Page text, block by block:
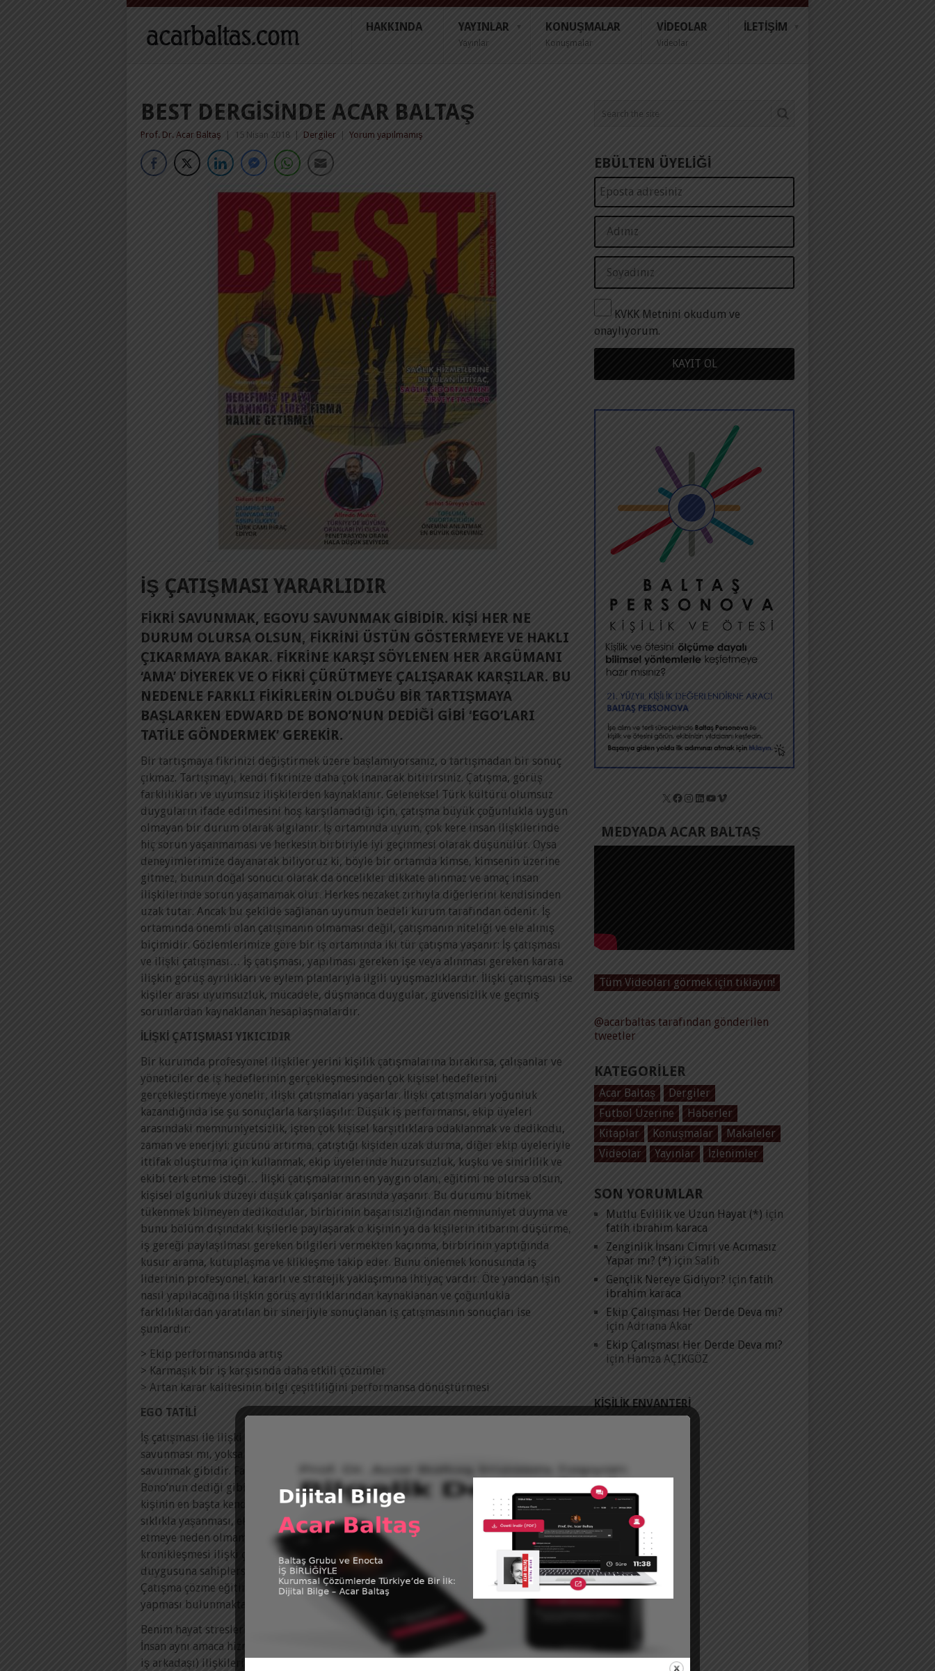
HAKKINDA YAYINLAR
Yayınlar
KONUŞMALAR
Konuşmalar
VIDEOLAR
Videolar
İLETIŞIM
BEST DERGISINDE ACAR BALTAŞ
Prof. Dr. Acar Baltaş 15 Nisan 2018 Dergiler Yorum yapılmamış
İŞ ÇATIŞMASI YARARLIDIR
FIKRI SAVUNMAK, EGOYU SAVUNMAK GIBIDIR. KIŞI HER NE
DURUM OLURSA OLSUN, FIKRINI ÜSTÜN GÖSTERMEYE VE HAKLI
ÇIKARMAYA BAKAR. FIKRINE KARŞI SÖYLENEN HER ARGÜMANI
‘AMA’ DIYEREK VE O FIKRI ÇÜRÜTMEYE ÇALIŞARAK KARŞILAR. BU
NEDENLE FARKLI FIKIRLERIN OLDUĞU BIR TARTIŞMAYA
BAŞLARKEN EDWARD DE BONO’NUN DEDIĞI GIBI ‘EGO’LARI
TATILE GÖNDERMEK’ GEREKIR.
Bir tartışmaya fikrinizi değiştirmek üzere başlamıyorsanız, o tartışmadan bir sonuç
çıkmaz. Tartışmayı, kendi fikrinize daha çok inanarak bitirirsiniz. Çatışma, görüş
farklılıkları ve uyumsuz ilişkilerden kaynaklanır. Geleneksel Türk kültürü olumsuz
duyguların ifade edilmesini hoş karşılamadığı için, çatışma büyük çoğunlukla uygun
olmayan bir durum olarak algılanır. İş ortamında uyum, çok kere insan ilişkilerinde
hiç sorun yaşanmaması ve herkesin birbiriyle iyi geçinmesi olarak düşünülür. Oysa
deneyimlerimize dayanarak biliyoruz ki, böyle bir ortamda kimse, kimsenin üzerine
gitmez, bunun doğal sonucu olarak da öncelikler dikkate alınmaz ve amaç insan
ilişkilerinde sorun yaşamamak olur. Herkes nezaket zırhıyla diğerlerini kendisinden
uzak tutar. Ancak bu şekilde sağlanan uyumun bedeli kurum tarafından ödenir. İş
ortamında önemli olan çatışmanın olmaması değil, çatışmanın niteliği ve ele alınış
biçimidir. Gözlemlerimize göre bir iş ortamında iki tür çatışma yaşanır: İş çatışması
ve ilişki çatışması… İş çatışması, yapılması gereken işe veya alınması gereken karara
ilişkin görüş ayrılıkları ve eylem planlarıyla ilgili uyuşmazlıklardır. İlişki çatışması ise
kişiler arası uyumsuzluk, mücadele, düşmanca duygular, güvensizlik ve geçmiş
sorunlardan kaynaklanan hesaplaşmalardır.
İLİŞKİ ÇATIŞMASI YIKICIDIR
Bir kurumda profesyonel ilişkiler yerini kişilik çatışmalarına bırakırsa, çalışanlar ve
yöneticiler de iş hedeflerinin gerçekleşmesinden çok kişisel hedeflerini
gerçekleştirmeye yönelir, ilişki çatışmaları yaşarlar. İlişki çatışmaları yoğunluk
kazandığında ise şu sonuçlarla karşılaşılır: Düşük iş performansı, ekip üyeleri
arasındaki memnuniyetsizlik, işten çok kişisel karşıtlıklara odaklanmak ve dedikodu,
zaman ve enerjiyi; gücünü artırma, çatıştığı kişiden uzak durma, diğer ekip üyeleriyle
ittifak oluşturma için kullanmak, ekip üyelerinde huzursuzluk, kuşku ve sinirlilik ve
ekibi terk etme isteği… İlişki çatışmalarının en yaygın olanı, eğitimi ne olursa olsun,
kişisel olgunluk düzeyi düşük çalışanlar arasında yaşanır. Bu durumu bitmek
tükenmek bilmeyen dedikodular, birbirinin başarısızlığından memnuniyet duyma ve
bunu bölüm dışındaki kişilerle paylaşarak o kişinin ya da kişilerin itibarını düşürme,
iş gereği paylaşılması gereken bilgileri vermekten kaçınma, birbirinin yaptığında
kusur arama, kutuplaşma ve klikleşme takip eder. Bunu önlemek konusunda iş
liderinin profesyonel, kararlı ve stratejik yaklaşımına ihtiyaç vardır. Öte yandan işin
nasıl yapılacağına ilişkin görüş ayrılıklarından kaynaklanan ve çoğunlukla
farklılıklardan yaratılan bir sinerjiyle sonuçlanan iş çatışmasının sonuçları ise
şunlardır:
> Ekip performansında artış
> Karmaşık bir iş karşısında daha etkili çözümler
> Artan karar kalitesinin bilgi çeşitliliğini performansa dönüştürmesi
EGO TATİLİ
İş çatışması ile ilişki çatışmasını ayırmak için kullanılması gereken kriter, fikir
savunması mı, yoksa fikrin sorgulanmasının mı yapıldığıdır. Fikri savunmak, egoyu
savunmak gibidir. Farklı fikirlerin olduğu bir tartışmaya başlarken Edward De
Bono’nun dediği gibi ‘ego’ları tatile göndermek’ gerekir. Fikrin sorgulanması ise
kişinin en başta kendi fikrini sorgulamaya açması ile şekillenir. İş çatışmalarının
sıklıkla yaşanması, ekip üyeleri arasında memnuniyetsizliğe yol açsa bile, ekibi terk
etmeye neden olmamaktadır. Ancak iş çatışmalarının çok yoğun olması ve
kronikleşmesi ilişki çatışmalarına dönüşmesine yol açabilir. Ekipler yüksek yeterlilik
duygusuna sahiplerse, ilişki çatışmalarıyla daha kolay başa çıkabilirler.
Çatışma çözme eğitiminin temelinde kişinin zihin haritasında temel değişiklikler
yapması bulunmaktadır.
Benim hayat streslerimi yarı yarıya hafifleten bir öneriyle yazımı bitirmek istiyorum.
İnsan aynı amaca hizmet ettiği kişilerle olan (eş, partner, çocuk, ebeveyn, her düzeyde
iş arkadaşı) ilişkilerinde ya haklı olur, ya mutlu…
EBÜLTEN ÜYELİĞİ
KVKK Metnini okudum ve
onaylıyorum.
X Facebook
Instagram
LinkedIn
YouTube
Vimeo
MEDYADA ACAR BALTAŞ
Tüm Videoları görmek için tıklayın!
@acarbaltas tarafından gönderilen
tweetler
KATEGORILER
Acar Baltaş
Dergiler
Futbol Üzerine
Haberler
Kitaplar
Konuşmalar
Makaleler
Videolar
Yayınlar İzlenimler
SON YORUMLAR
Mutlu Evlilik ve Uzun Hayat (*) için
fatih ibrahim karaca
Zenginlik İnsanı Cimri ve Acımasız
Yapar mı? (*) için Salih
Gençlik Nereye Gidiyor? içinfatih
ibrahim karaca
Ekip Çalışması Her Derde Deva mı?
için Adrıana Akar
Ekip Çalışması Her Derde Deva mı?
için Hamza AÇIKGÖZ
KIŞILIK ENVANTERI